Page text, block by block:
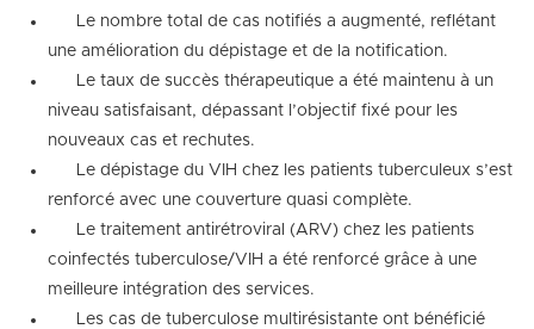
Le nombre total de cas notifiés a augmenté, reflétant
une amélioration du dépistage et de la notification.
Le taux de succès thérapeutique a été maintenu à un
niveau satisfaisant, dépassant l’objectif fixé pour les
nouveaux cas et rechutes.
Le dépistage du VIH chez les patients tuberculeux s’est
renforcé avec une couverture quasi complète.
Le traitement antirétroviral (ARV) chez les patients
coinfectés tuberculose/VIH a été renforcé grâce à une
meilleure intégration des services.
Les cas de tuberculose multirésistante ont bénéficié